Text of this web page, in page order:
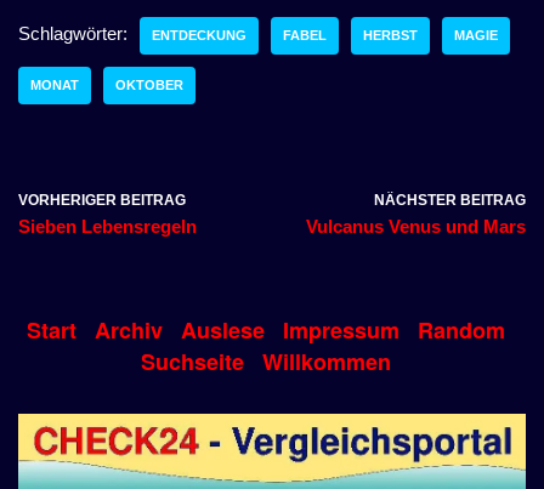
Schlagwörter: ENTDECKUNG FABEL HERBST MAGIE
MONAT OKTOBER
VORHERIGER BEITRAG
Sieben Lebensregeln
NÄCHSTER BEITRAG
Vulcanus Venus und Mars
Start Archiv Auslese Impressum
Random
Suchseite Willkommen